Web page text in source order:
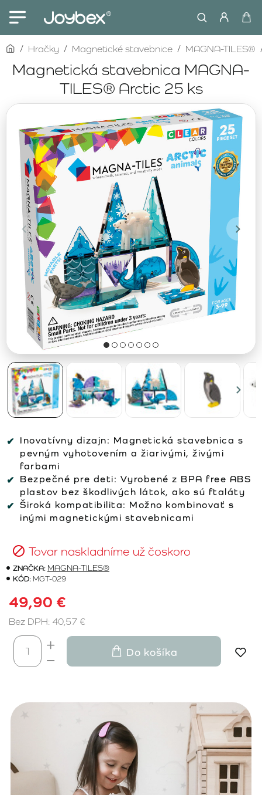
Magnetická stavebnica MAGNA-
TILES® Arctic 25 ks
homeHračky Magnetické stavebnice MAGNA-TILES®
Inovatívny dizajn: Magnetická stavebnica s
pevným vyhotovením a žiarivými, živými
farbami
Bezpečné pre deti: Vyrobené z BPA free ABS
plastov bez škodlivých látok, ako sú ftaláty
Široká kompatibilita: Možno kombinovať s
inými magnetickými stavebnicami
Tovar naskladníme už čoskoro
ZNAČKA: MAGNA-TILES®
KÓD: MGT-029
49,90 €
Bez DPH: 40,57 €
Do košíka